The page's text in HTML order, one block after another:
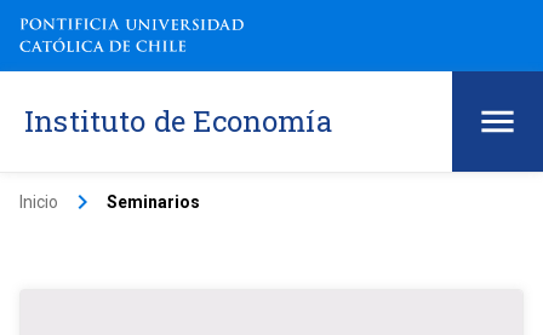
Instituto de Economía
Inicio keyboard_arrow_right Seminarios